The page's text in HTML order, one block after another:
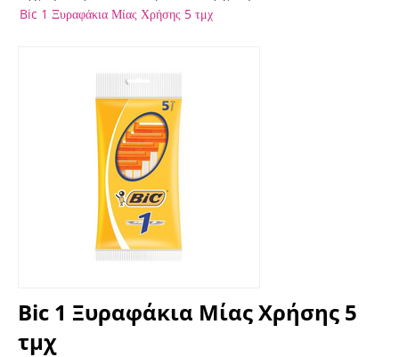
Bic 1 Ξυραφάκια Μίας Χρήσης 5 τμχ
Bic 1 Ξυραφάκια Μίας Χρήσης 5
τμχ